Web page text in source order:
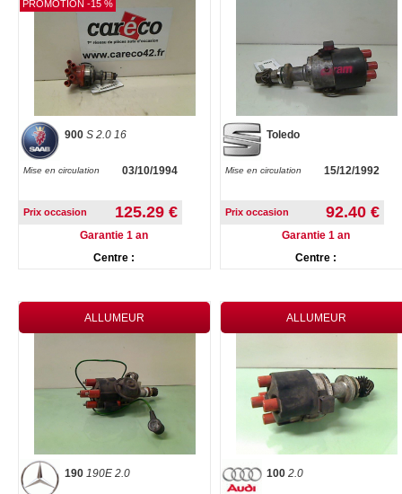
PROMOTION -15 %
900 S 2.0 16
Mise en circulation 03/10/1994
Prix occasion 125.29 €
Garantie 1 an
Centre :
Toledo
Mise en circulation 15/12/1992
Prix occasion 92.40 €
Garantie 1 an
Centre :
ALLUMEUR
190 190E 2.0
ALLUMEUR
100 2.0